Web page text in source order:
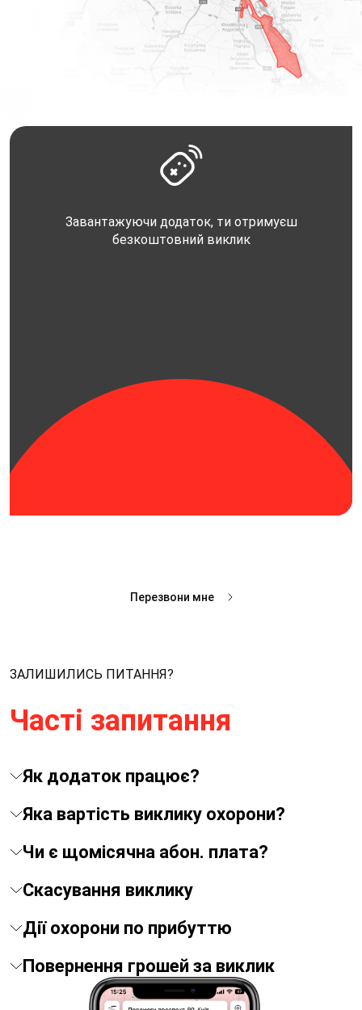
Завантажуючи додаток, ти отримуєш
безкоштовний виклик
Перезвони мне
ЗАЛИШИЛИСЬ ПИТАННЯ?
Часті запитання
Як додаток працює?
Яка вартість виклику охорони?
Чи є щомісячна абон. плата?
Скасування виклику
Дії охорони по прибуттю
Повернення грошей за виклик